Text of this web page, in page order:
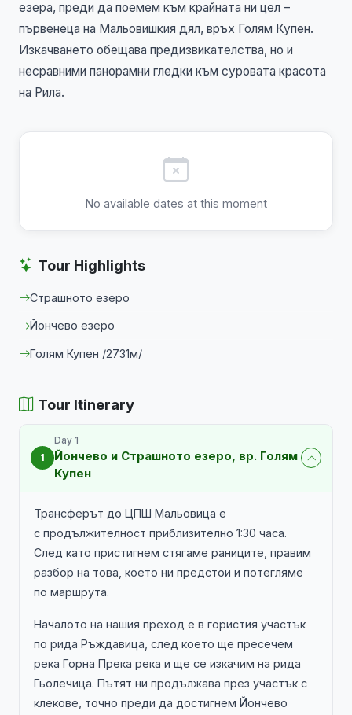
езера, преди да поемем към крайната ни цел –
първенеца на Мальовишкия дял, връх Голям Купен.
Изкачването обещава предизвикателства, но и
несравними панорамни гледки към суровата красота
на Рила.
No available dates at this moment
Tour Highlights
Страшното езеро
Йончево езеро
Голям Купен /2731м/
Tour Itinerary
1
Day 1
Йончево и Страшното езеро, вр. Голям
Купен
Трансферът до ЦПШ Мальовица е
с продължителност приблизително 1:30 часа.
След като пристигнем стягаме раниците, правим
разбор на това, което ни предстои и потегляме
по маршрута.
Началото на нашия преход е в гористия участък
по рида Ръждавица, след което ще пресечем
река Горна Прека река и ще се изкачим на рида
Гьолечица. Пътят ни продължава през участък с
клекове, точно преди да достигнем Йончево